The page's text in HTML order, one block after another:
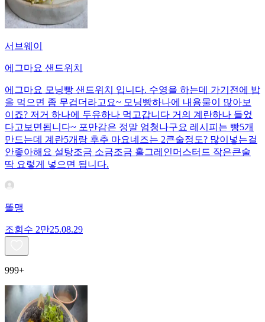
서브웨이
에그마요 샌드위치
에그마요 모닝빵 샌드위치 입니다. 수영을 하는데 가기전에 밥
을 먹으면 좀 무겁더라고요~ 모닝빵하나에 내용물이 많아보
이죠? 저거 하나에 두유하나 먹고갑니다 거의 계란하나 들었
다고보면됩니다~ 포만감은 정말 엄청나구요 레시피는 빵5개
만드는데 계란5개랑 후추 마요네즈는 2큰술정도? 많이넣는걸
안좋아해요 설탕조금 소금조금 홀그레인머스터드 작은큰술
딱 요렇게 넣으면 됩니다.
똘맹
조회수 2만25.08.29
999+